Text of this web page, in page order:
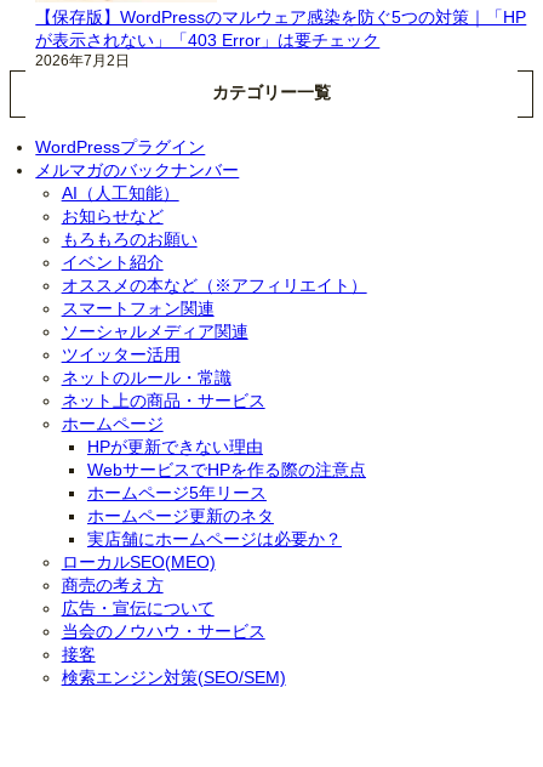
【保存版】WordPressのマルウェア感染を防ぐ5つの対策｜「HP
が表示されない」「403 Error」は要チェック
2026年7月2日
カテゴリー一覧
WordPressプラグイン
メルマガのバックナンバー
AI（人工知能）
お知らせなど
もろもろのお願い
イベント紹介
オススメの本など（※アフィリエイト）
スマートフォン関連
ソーシャルメディア関連
ツイッター活用
ネットのルール・常識
ネット上の商品・サービス
ホームページ
HPが更新できない理由
WebサービスでHPを作る際の注意点
ホームページ5年リース
ホームページ更新のネタ
実店舗にホームページは必要か？
ローカルSEO(MEO)
商売の考え方
広告・宣伝について
当会のノウハウ・サービス
接客
検索エンジン対策(SEO/SEM)